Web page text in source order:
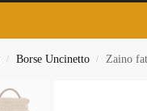
/ Borse Uncinetto / Zaino